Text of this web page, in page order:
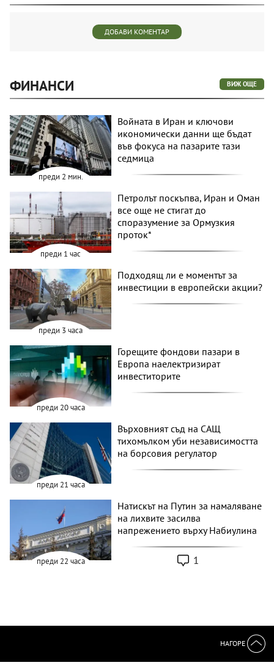
ДОБАВИ КОМЕНТАР
ФИНАНСИ ВИЖ ОЩЕ
преди 2 мин.
Войната в Иран и ключови
икономически данни ще бъдат
във фокуса на пазарите тази
седмица
преди 1 час
Петролът поскъпва, Иран и Оман
все още не стигат до
споразумение за Ормузкия
проток*
преди 3 часа
Подходящ ли е моментът за
инвестиции в европейски акции?
преди 20 часа
Горещите фондови пазари в
Европа наелектризират
инвеститорите
преди 21 часа
Върховният съд на САЩ
тихомълком уби независимостта
на борсовия регулатор
преди 22 часа
Натискът на Путин за намаляване
на лихвите засилва
напрежението върху Набиулина
1
НАГОРЕ